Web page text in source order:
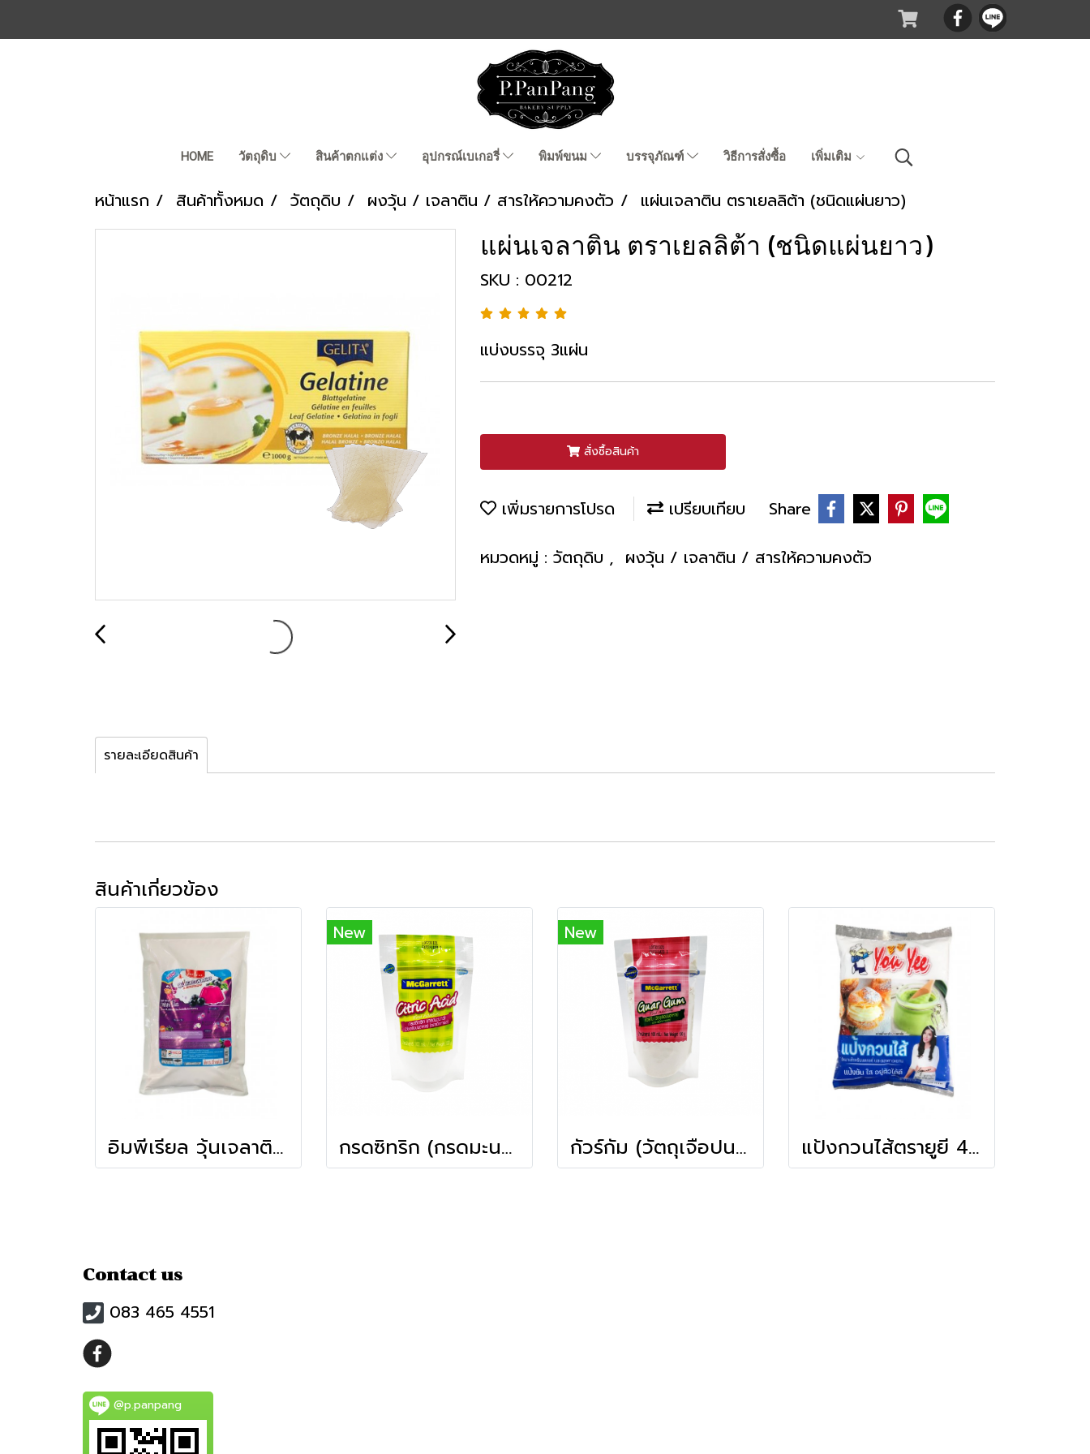
HOME วัตถุดิบ สินค้าตกแต่ง อุปกรณ์เบเกอรี่ พิมพ์ขนม บรรจุภัณฑ์ วิธีการสั่งซื้อ เพิ่มเติม
หน้าแรก สินค้าทั้งหมด วัตถุดิบ ผงวุ้น / เจลาติน / สารให้ความคงตัว แผ่นเจลาติน ตราเยลลิต้า (ชนิดแผ่นยาว)
แผ่นเจลาติน ตราเยลลิต้า (ชนิดแผ่นยาว)
SKU : 00212
แบ่งบรรจุ 3แผ่น
สั่งซื้อสินค้า
เพิ่มรายการโปรด เปรียบเทียบ Share
หมวดหมู่ : วัตถุดิบ , ผงวุ้น / เจลาติน / สารให้ความคงตัว
รายละเอียดสินค้า
สินค้าเกี่ยวข้อง
อิมพีเรียล วุ้นเจลาตินสำเร็จรูป รสแบล็คคอร์เร้นท์ (1kg)
New
กรดซิทริก (กรดมะนาว)(100ก.)(Mcgarrett)
New
กัวร์กัม (วัตถุเจือปนอาหาร)(100ก.)(Mcgarrett) แป้งกวนไส้ตรายูยี 450กรัม
Contact us
083 465 4551
@p.panpang